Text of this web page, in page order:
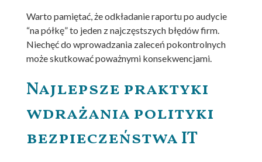
Warto pamiętać, że odkładanie raportu po audycie
“na półkę” to jeden z najczęstszych błędów firm.
Niechęć do wprowadzania zaleceń pokontrolnych
może skutkować poważnymi konsekwencjami.
Najlepsze praktyki
wdrażania polityki
bezpieczeństwa IT